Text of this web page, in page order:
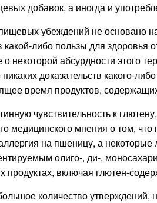
добавок, а иногда и
убеждений не основано
какой-либо пользы для здоровья
некоторой абсурдности этого
доказательств какого-
время продуктов,
чувствительность к
медицинского мнения о том,
на пшеницу, а
олиго-, ди-,
продуктах, включая глютен-
количество утверждений,